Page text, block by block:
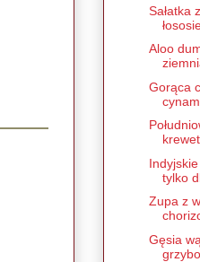
Sałatka
Aloo
Gorąca
tylko
Zupa z
Gęsia